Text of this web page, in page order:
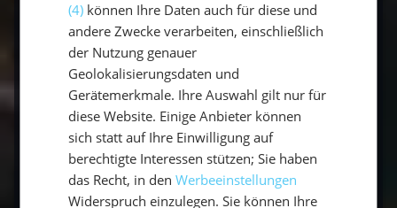
Jetzt weißt du, welche Ausstattung deinen
Segelurlaub perfekt macht. Hast du Lust
bekommen, selbst in See zu stechen? Schau
dir unsere aktuellen Segelangebote an und
finde die passende Tour für dich.
Plane noch heute deinen nächsten
Segelurlaub mit Sailwithus und genieße
(4) können Ihre Daten auch für diese und
andere Zwecke verarbeiten, einschließlich
der Nutzung genauer
Geolokalisierungsdaten und
Gerätemerkmale. Ihre Auswahl gilt nur für
diese Website. Einige Anbieter können
sich statt auf Ihre Einwilligung auf
berechtigte Interessen stützen; Sie haben
das Recht, in denWerbeeinstellungen
Widerspruch einzulegen. Sie können Ihre